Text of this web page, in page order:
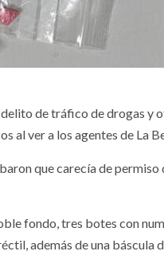
de tráfico de drogas y
al ver a los agentes de La
que carecía de
fondo, tres botes con
además de una báscula